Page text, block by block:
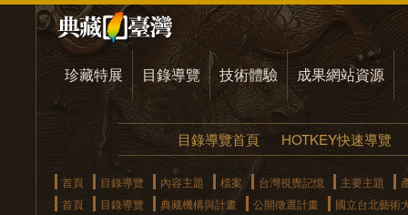
珍藏特展 目錄導覽 技術體驗 成果網站資源
目錄導覽首頁 HOTKEY快速導覽
首頁 目錄導覽 內容主題 檔案 台灣視覺記憶 主要主題
首頁
目錄導覽 典藏機構與計畫 公開徵選計畫 國立台北藝術